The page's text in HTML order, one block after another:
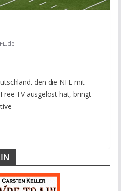
den die NFL mit
TV ausgelöst hat, bringt